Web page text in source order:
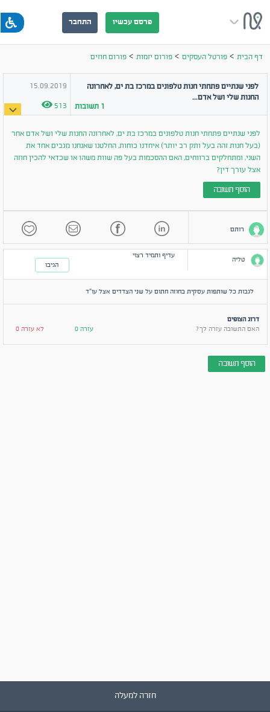
פרסם עכשיו התחבר
דף הבית >פורטל העסקים >פורום יזמות >פורום חוזים
לפני שנתיים פתחתי חנות טלפונים במרכז בת ים, לאחרונה
החנות שלי ושל אדם...
1 תשובות
15.09.2019
513
לפני שנתיים פתחתי חנות טלפונים במרכז בת ים, לאחרונה החנות שלי ושל אדם אחר
(בעל חנות זהה בעל ותק רב יותר) איחדנו כוחות, החלטנו שאנחנו מגבים אחד את
השני, ומתחלקים ברווחים, האם ההסכמות בעל פה שוות משהו או שכדאי להכין חוזה
אצל עורך דין?
הוסף תשובה
רותם
טליה
עדיף ותמיד רצוי
הגיבו
לגבות כל שותפות עסקית בחוזה חתום על שני הצדדים אצל עו״ד
דרוג הצופים
האם התשובה עזרה לך?
עזרה 0 לא עזרה 0
הוסף תשובה
חזרה למעלה